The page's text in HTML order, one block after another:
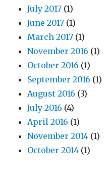
July 2017 (1)
June 2017 (1)
March 2017 (1)
November 2016 (1)
October 2016 (1)
September 2016 (1)
August 2016 (3)
July 2016 (4)
April 2016 (1)
November 2014 (1)
October 2014 (1)